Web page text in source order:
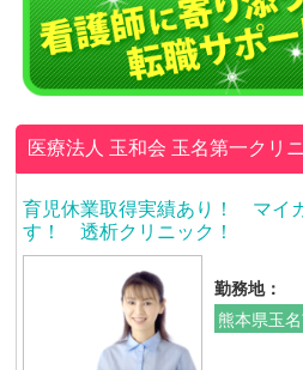
医療法人 玉和会 玉名第一クリ
育児休業取得実績あり！ マイ
す！ 透析クリニック！
勤務地：
熊本県玉